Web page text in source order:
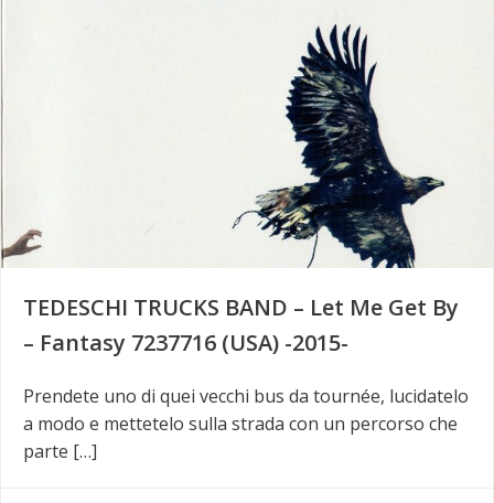
TEDESCHI TRUCKS BAND – Let Me Get By
– Fantasy 7237716 (USA) -2015-
Prendete uno di quei vecchi bus da tournée, lucidatelo
a modo e mettetelo sulla strada con un percorso che
parte […]